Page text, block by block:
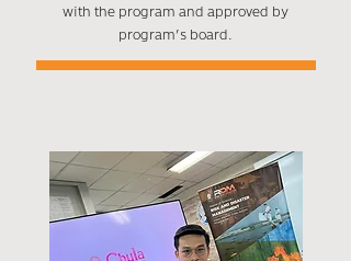
with the program and approved by
program’s board.